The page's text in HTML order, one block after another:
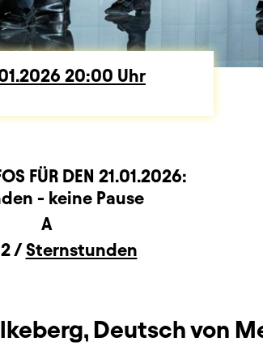
20:00 Uhr
FÜR DEN 21.01.2026:
- keine Pause
A
/ Sternstunden
Deutsch von